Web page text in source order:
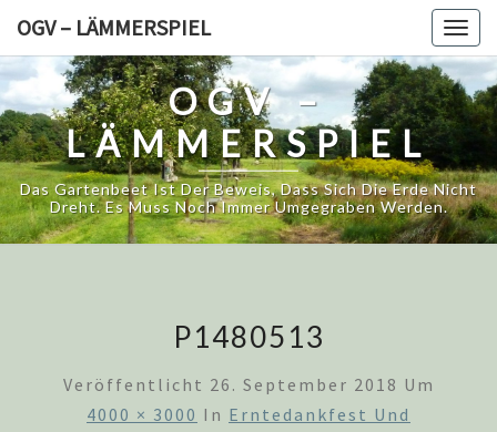
content
OGV – LÄMMERSPIEL
OGV –
LÄMMERSPIEL
Das Gartenbeet Ist Der Beweis, Dass Sich Die Erde Nicht
Dreht. Es Muss Noch Immer Umgegraben Werden.
P1480513
Veröffentlicht 26. September 2018 Um
4000 × 3000 In Erntedankfest Und